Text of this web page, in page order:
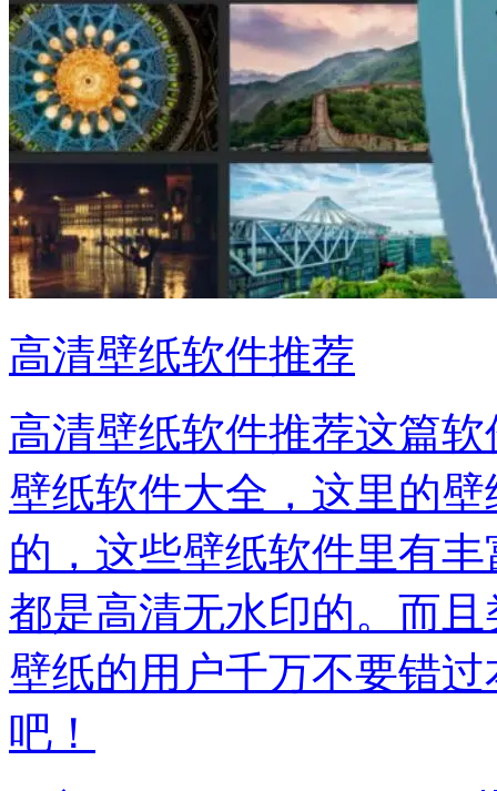
高清壁纸软件推荐
高清壁纸软件推荐这篇
壁纸软件大全，这里的
的，这些壁纸软件里有
都是高清无水印的。而
壁纸的用户千万不要错
吧！